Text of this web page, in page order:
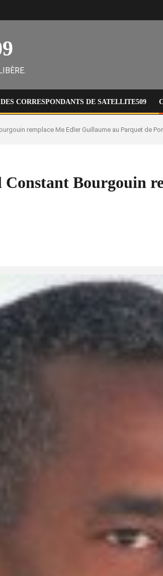
CORRESPONDANTS DE SATELLITE509
remplace Me Edler Guillaume au Parquet de
Bourgouin